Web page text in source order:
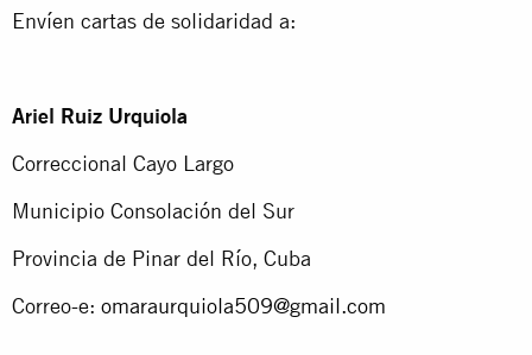
Envíen cartas de solidaridad a:
Ariel Ruiz Urquiola
Correccional Cayo Largo
Municipio Consolación del Sur
Provincia de Pinar del Río, Cuba
Correo-e: omaraurquiola509@gmail.com